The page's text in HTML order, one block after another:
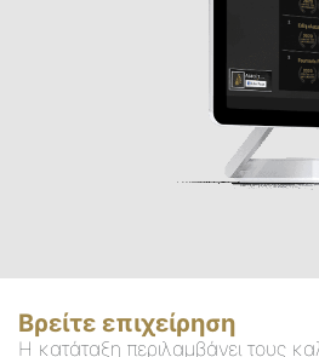
Βρείτε επιχείρηση
Η κατάταξη περιλαμβάνει τους